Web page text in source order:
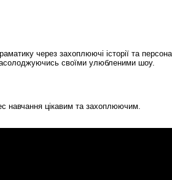
через захоплюючі історії та
своїми улюбленими шоу.
навчання цікавим та захоплюючим.